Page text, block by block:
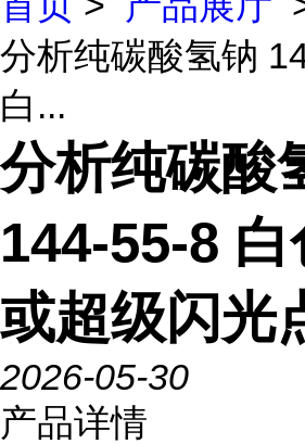
分析纯碳酸氢钠
白...
分析纯碳酸
144-55-8
或超级闪光
2026-05-30
产品详情